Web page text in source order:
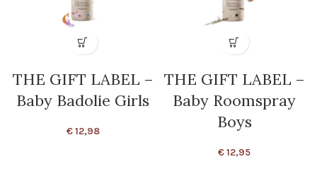
THE GIFT LABEL –
Baby Badolie Girls
€12,98
THE GIFT LABEL –
Baby Roomspray
Boys
€12,95